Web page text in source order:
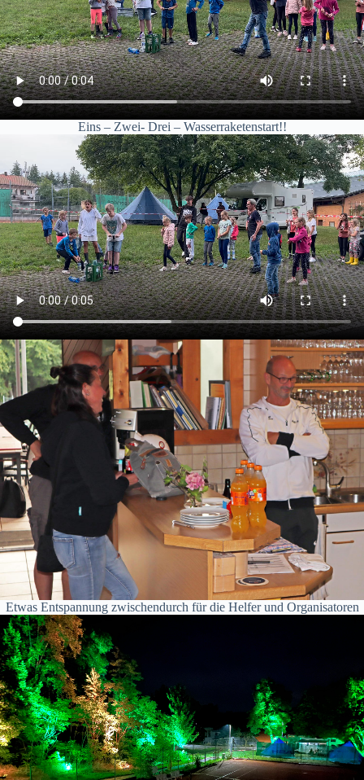
Eins – Zwei- Drei – Wasserraketenstart!!
Etwas Entspannung zwischendurch für die Helfer und Organisatoren